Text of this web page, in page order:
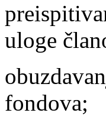
uloge
fondova;